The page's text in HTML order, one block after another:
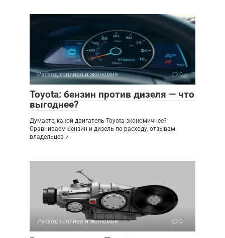
Расход топлива и экономия 0
Toyota: бензин против дизеля — что
выгоднее?
Думаете, какой двигатель Toyota экономичнее?
Сравниваем бензин и дизель по расходу, отзывам
владельцев и
Расход топлива и экономия 0